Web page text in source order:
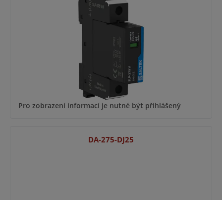
Pro zobrazení informací je nutné být přihlášený
DA-275-DJ25